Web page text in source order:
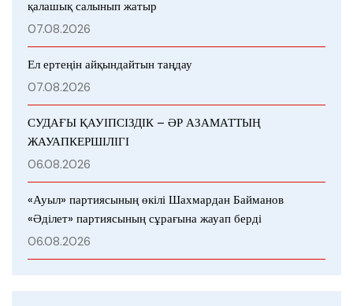
қалашық салынып жатыр
07.08.2026
Ел ертеңін айқындайтын таңдау
07.08.2026
СУДАҒЫ ҚАУІПСІЗДІК – ӘР АЗАМАТТЫҢ
ЖАУАПКЕРШІЛІГІ
06.08.2026
«Ауыл» партиясының өкілі Шахмардан Байманов
«Әділет» партиясының сұрағына жауап берді
06.08.2026